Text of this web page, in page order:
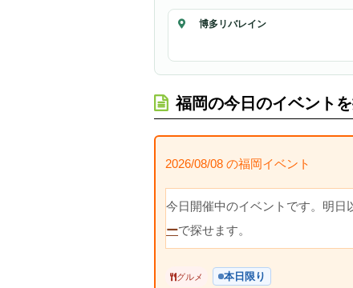
博多リバレイン
福岡の今日のイベント
2026/08/08 の福岡イベント
今日開催中のイベントです。明日
ーで探せます。
グルメ 本日限り